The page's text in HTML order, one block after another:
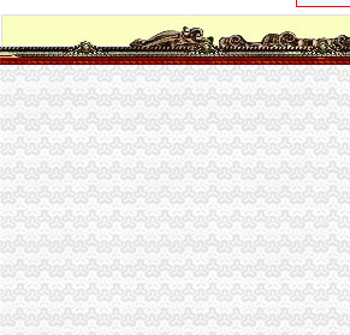
重庆南岸海棠溪民办大学招生,重庆南岸海棠溪民
弹子石办公司
重庆银监局关于重庆三峡银行股份有限公司子石
子石办公服务信息-快点8分类信息网
泽科子石中心物业费是多少,泽科子石中心物业费
话说子石（上）
中海物业管理有限公司重庆分公司
茶园新区办公司
重庆公司变更：实力商家代办茶园新区（经开区
（正在办理）茶园新区LNG气化站办事结果-重庆
重庆茶园新区到南洋公司可乘坐公交车：345路-
重庆南洋公司到茶园新区管委会可乘坐公交车：
茶园新区栋办公生态写字楼超低价,可自住,可返租